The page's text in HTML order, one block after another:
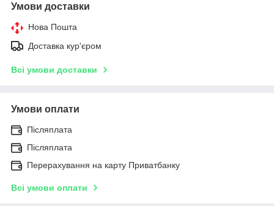
Умови доставки
Нова Пошта
Доставка кур'єром
Всі умови доставки
Умови оплати
Післяплата
Післяплата
Перерахування на карту Приватбанку
Всі умови оплати